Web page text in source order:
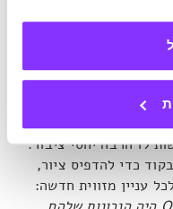
הקים יחד עם שניים
לקדם את התחום
הטבעית עבורם הייתה
לו הרבה יחסי ציבור.
כדי להדפיס ציור,
עניין מזווית חדשה: